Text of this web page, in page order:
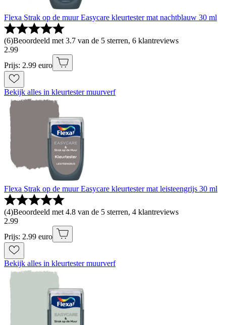
Flexa Strak op de muur Easycare kleurtester mat nachtblauw 30 ml
(6)Beoordeeld met 3.7 van de 5 sterren, 6 klantreviews
2.99
Prijs: 2.99 euro
Bekijk alles in kleurtester muurverf
Flexa Strak op de muur Easycare kleurtester mat leisteengrijs 30 ml
(4)Beoordeeld met 4.8 van de 5 sterren, 4 klantreviews
2.99
Prijs: 2.99 euro
Bekijk alles in kleurtester muurverf